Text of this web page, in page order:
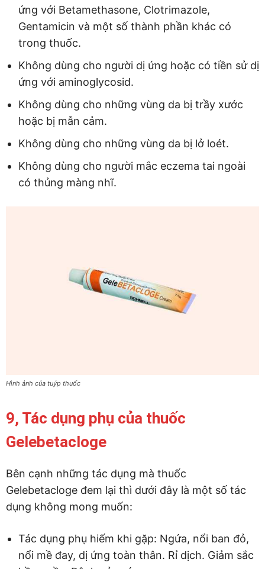
ứng với Betamethasone, Clotrimazole,
Gentamicin và một số thành phần khác có
trong thuốc.
Không dùng cho người dị ứng hoặc có tiền sử dị
ứng với aminoglycosid.
Không dùng cho những vùng da bị trầy xước
hoặc bị mẫn cảm.
Không dùng cho những vùng da bị lở loét.
Không dùng cho người mắc eczema tai ngoài
có thủng màng nhĩ.
Hình ảnh của tuýp thuốc
9, Tác dụng phụ của thuốc
Gelebetacloge
Bên cạnh những tác dụng mà thuốc
Gelebetacloge đem lại thì dưới đây là một số tác
dụng không mong muốn:
Tác dụng phụ hiếm khi gặp: Ngứa, nổi ban đỏ,
nổi mề đay, dị ứng toàn thân. Rỉ dịch. Giảm sắc